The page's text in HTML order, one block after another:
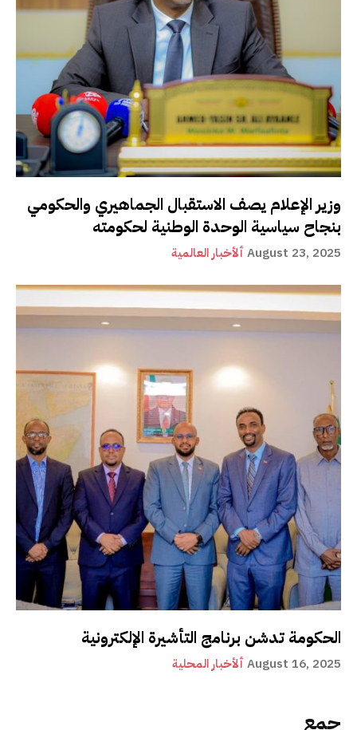
وزير الإعلام يصف الاستقبال الجماهيري والحكومي
بنجاح سياسية الوحدة الوطنية لحكومته
ألأخبار العالمية August 23, 2025
الحكومة تدشن برنامج التأشيرة الإلكترونية
ألأخبار المحلية August 16, 2025
جمع